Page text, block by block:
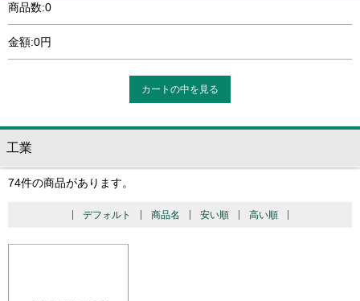
商品数:0
金額:0円
カートの中を見る
工業
74件の商品があります。
デフォルト 商品名 安い順 高い順